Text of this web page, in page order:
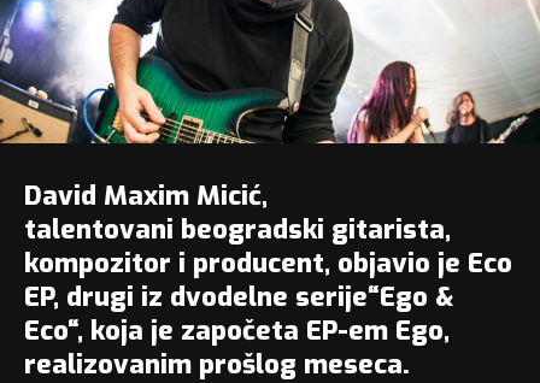
David Maxim Micić,
talentovani beogradski gitarista,
kompozitor i producent, objavio je Eco
EP, drugi iz dvodelne serije“Ego &
Eco“, koja je započeta EP-em Ego,
realizovanim prošlog meseca.